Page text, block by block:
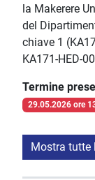
la Makerere
del
chiave 1
KA171-HED-
Termine
29.05.2026 ore
Mostra tutte